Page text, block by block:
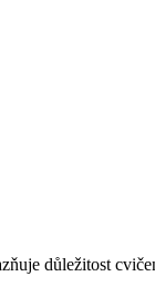
důležitost